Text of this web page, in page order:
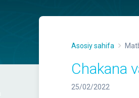
Asosiy sahifa
Chakana
25/02/2022